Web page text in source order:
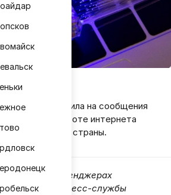
РФ ответила на сообщения
в работе интернета
территории страны.
в мессенджерах
от имени пресс-службы